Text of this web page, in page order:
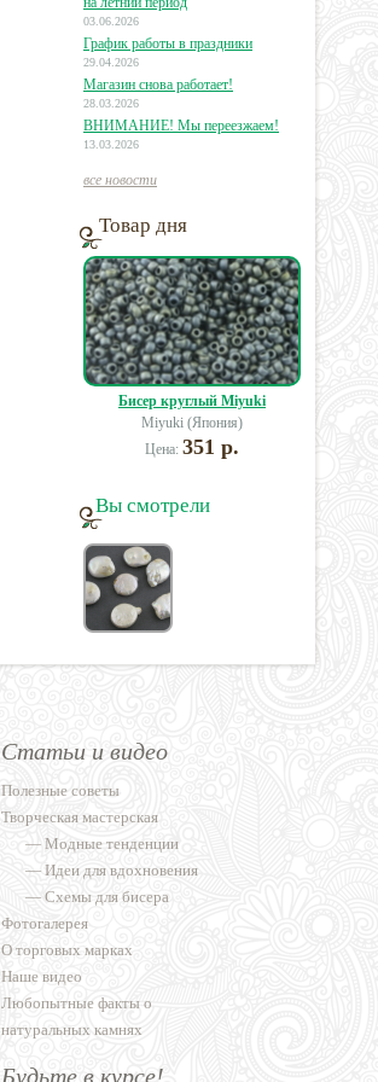
11 руб.
03.06.2026
График работы в праздники
29.04.2026
Магазин снова работает!
28.03.2026
ВНИМАНИЕ! Мы переезжаем!
13.03.2026
все новости
Товар дня
Бисер круглый Miyuki
Miyuki (Япония)
Цена: 351 р.
Вы смотрели
Статьи и видео
Полезные советы
Творческая мастерская
—Модные тенденции
—Идеи для вдохновения
—Схемы для бисера
Фотогалерея
О торговых марках
Наше видео
Любопытные факты о
натуральных камнях
Будьте в курсе!